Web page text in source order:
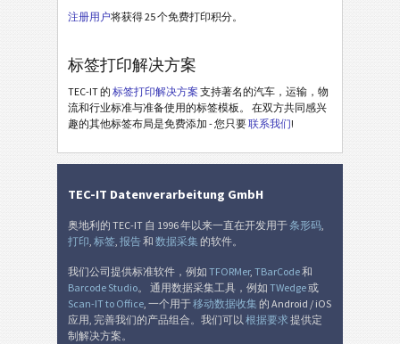
Michelin MP06-EU Label (Odette format)
G
Galia
B BOSCH
MAT MAT 标签
LTO LTO 标签
I 库存标签
注册用户将获得 25 个免费打印积分。
标签打印解决方案
TEC-IT 的 标签打印解决方案 支持著名的汽车，运输，物
流和行业标准与准备使用的标签模板。 在双方共同感兴
趣的其他标签布局是免费添加 - 您只要联系我们!
TEC-IT Datenverarbeitung GmbH
奥地利的 TEC-IT 自 1996 年以来一直在开发用于条形码,
打印, 标签, 报告和 数据采集的软件。
我们公司提供标准软件，例如 TFORMer, TBarCode和
Barcode Studio。 通用数据采集工具，例如 TWedge或
Scan-IT to Office, 一个用于移动数据收集的 Android / iOS
应用, 完善我们的产品组合。我们可以 根据要求 提供定
制解决方案。